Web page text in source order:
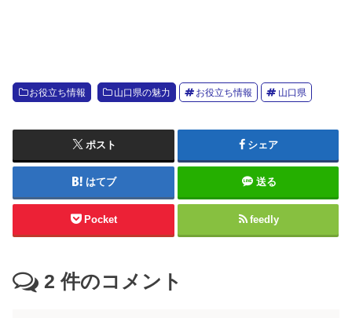
お役立ち情報 山口県の魅力 お役立ち情報 山口県
ポスト シェア
はてブ 送る
Pocket feedly
2 件のコメント